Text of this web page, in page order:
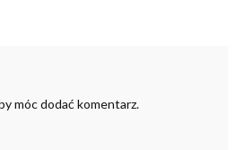
móc dodać komentarz.